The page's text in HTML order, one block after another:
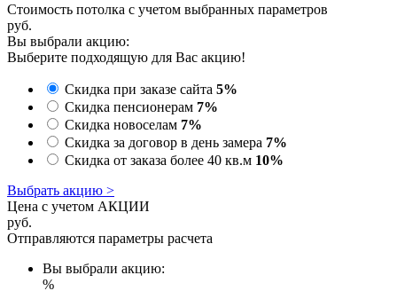
Стоимость потолка с учетом выбранных параметров
руб.
Вы выбрали акцию:
Выберите подходящую для Вас акцию!
Скидка при заказе сайта 5%
Скидка пенсионерам 7%
Скидка новоселам 7%
Скидка за договор в день замера 7%
Скидка от заказа более 40 кв.м 10%
Выбрать акцию >
Цена с учетом АКЦИИ
руб.
Отправляются параметры расчета
Вы выбрали акцию:
%